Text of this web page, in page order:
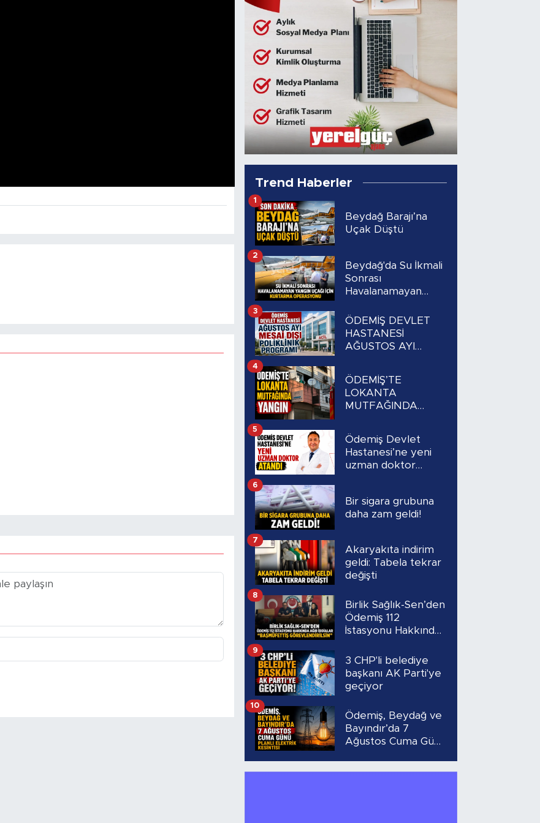
Trend Haberler
Beydağ Barajı’na
Uçak Düştü
1
Beydağ'da Su İkmali
Sonrası
Havalanamayan
Kurtarma
Operasyonu
2
ÖDEMİŞ DEVLET
HASTANESİ
AĞUSTOS AYI
POLİKLİNİK
PROGRAMI
3
ÖDEMİŞ’TE
LOKANTA
MUTFAĞINDA
4
Ödemiş Devlet
Hastanesi’ne yeni
uzman doktor
5
Bir sigara grubuna
daha zam geldi!
6
Akaryakıta indirim
geldi: Tabela tekrar
değişti
7
Birlik Sağlık-Sen’den
Ödemiş 112
İstasyonu Hakkında
“Başmüfettiş
Görevlendirilsin”
8
3 CHP'li belediye
başkanı AK Parti'ye
geçiyor
9
Ödemiş, Beydağ ve
Bayındır’da 7
Ağustos Cuma Günü
10